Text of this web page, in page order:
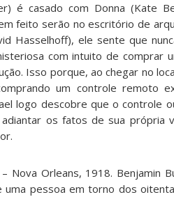
é casado com Donna (Kate
feito serão no escritório de
Hasselhoff), ele sente que
com intuito de comprar
Isso porque, ao chegar no
um controle remoto
logo descobre que o controle
os fatos de sua própria
– Nova Orleans, 1918. Benjamin
uma pessoa em torno dos